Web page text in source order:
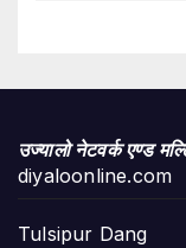
उज्यालो नेटवर्क एण्ड
diyaloonline.com
Tulsipur Dang